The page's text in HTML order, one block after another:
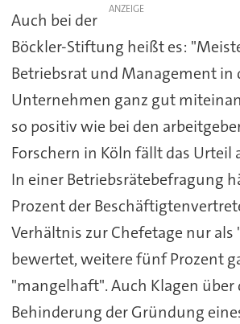
ANZEIGE
Auch bei der
Böckler-Stiftung heißt es:
Betriebsrat und Management in
Unternehmen ganz gut
so positiv wie bei den
Forschern in Köln fällt das Urteil
In einer Betriebsrätebefragung
Prozent der
Verhältnis zur Chefetage nur als
bewertet, weitere fünf Prozent
"mangelhaft". Auch Klagen über
Behinderung der Gründung